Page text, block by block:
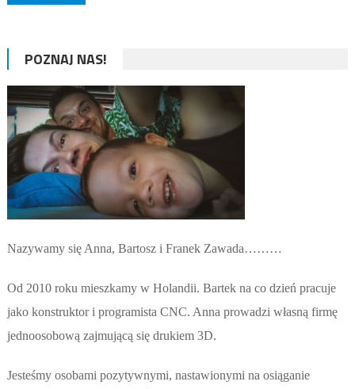
POZNAJ NAS!
Nazywamy się Anna, Bartosz i Franek Zawada………
Od 2010 roku mieszkamy w Holandii. Bartek na co dzień pracuje
jako konstruktor i programista CNC. Anna prowadzi własną firmę
jednoosobową zajmującą się drukiem 3D.
Jesteśmy osobami pozytywnymi, nastawionymi na osiąganie